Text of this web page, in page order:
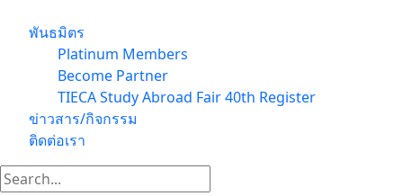
พันธมิตร
Platinum Members
Become Partner
TIECA Study Abroad Fair 40th Register
ข่าวสาร/กิจกรรม
ติดต่อเรา